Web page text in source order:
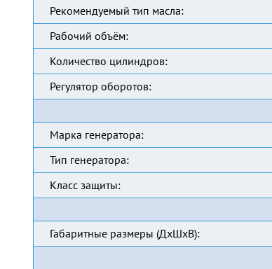
Рекомендуемый тип масла:
Рабочий объём:
Количество цилиндров:
Регулятор оборотов:
Марка генератора:
Тип генератора:
Класс защиты:
Габаритные размеры (ДхШхВ):